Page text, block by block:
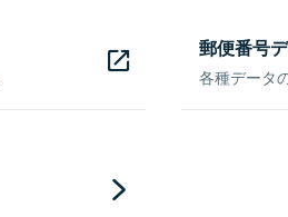
郵便番号
各種データ